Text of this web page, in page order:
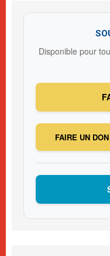
Disponible pour
FAIRE UN